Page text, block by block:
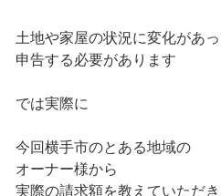
土地や家屋の状況に変化があ
申告する必要があります
では実際に
今回横手市のとある地域の
オーナー様から
実際の請求額を教えていただ